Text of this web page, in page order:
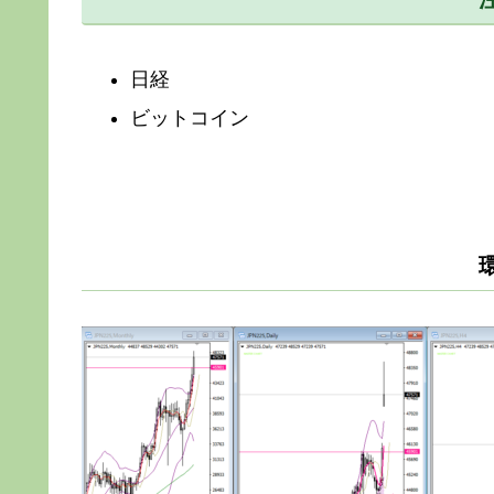
日経
ビットコイン